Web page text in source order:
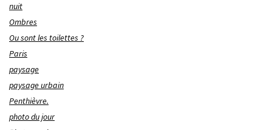
nuit
Ombres
Ou sont les toilettes ?
Paris
paysage
paysage urbain
Penthièvre.
photo du jour